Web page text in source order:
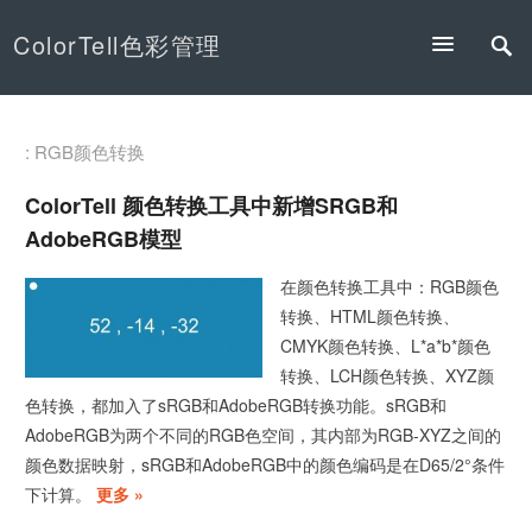
ColorTell色彩管理
: RGB颜色转换
ColorTell 颜色转换工具中新增sRGB和
AdobeRGB模型
在颜色转换工具中：RGB颜色
转换、HTML颜色转换、
CMYK颜色转换、L*a*b*颜色
转换、LCH颜色转换、XYZ颜
色转换，都加入了sRGB和AdobeRGB转换功能。sRGB和
AdobeRGB为两个不同的RGB色空间，其内部为RGB-XYZ之间的
颜色数据映射，sRGB和AdobeRGB中的颜色编码是在D65/2°条件
下计算。
更多 »